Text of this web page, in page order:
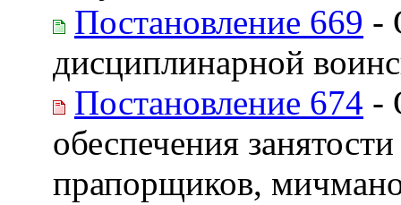
Постановление 669 -
дисциплинарной
Постановление 674 -
обеспечения
прапорщиков,